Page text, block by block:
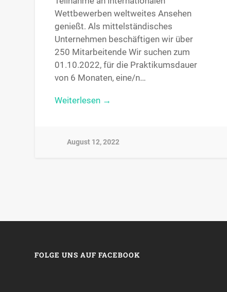
Wettbewerben weltweites Ansehen
genießt. Als mittelständisches
Unternehmen beschäftigen wir über
250 Mitarbeitende Wir suchen zum
01.10.2022, für die Praktikumsdauer
von 6 Monaten, eine/n…
Weiterlesen →
August 12, 2022
FOLGE UNS AUF FACEBOOK